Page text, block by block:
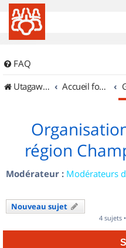
FAQ
UtagawaVTT (Randos VTT et VTTAE avec traces GPS)
Accueil forum
région
Modérateur : Modérateurs
Nouveau sujet
4 sujets